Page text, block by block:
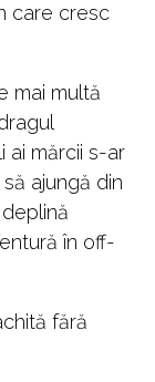
care cresc
mai multă
ai mărcii s-ar
ajungă din
în off-
fără